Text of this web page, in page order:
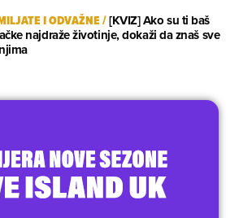
I ODVAŽNE/[KVIZ] Ako su ti baš
najdraže životinje, dokaži da znaš sve